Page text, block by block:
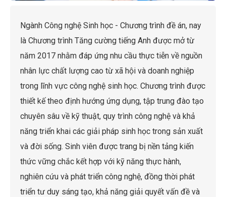
Ngành Công nghệ Sinh học - Chương trình đề án, nay
là Chương trình Tăng cường tiếng Anh được mở từ
năm 2017 nhằm đáp ứng nhu cầu thực tiễn về nguồn
nhân lực chất lượng cao từ xã hội và doanh nghiệp
trong lĩnh vực công nghệ sinh học. Chương trình được
thiết kế theo định hướng ứng dụng, tập trung đào tạo
chuyên sâu về kỹ thuật, quy trình công nghệ và khả
năng triển khai các giải pháp sinh học trong sản xuất
và đời sống. Sinh viên được trang bị nền tảng kiến
thức vững chắc kết hợp với kỹ năng thực hành,
nghiên cứu và phát triển công nghệ, đồng thời phát
triển tư duy sáng tạo, khả năng giải quyết vấn đề và